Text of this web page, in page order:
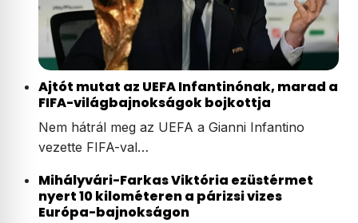
Ajtót mutat az UEFA Infantinónak, marad a
FIFA-világbajnokságok bojkottja
Nem hátrál meg az UEFA a Gianni Infantino
vezette FIFA-val…
Mihályvári-Farkas Viktória ezüstérmet
nyert 10 kilométeren a párizsi vizes
Európa-bajnokságon